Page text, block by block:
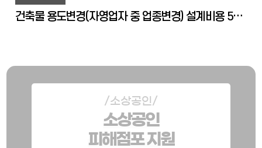
건축물 용도변경(자영업자 중 업종변경) 설계비용 50% 감면
/소상공인/
소상공인
피해점포 지원